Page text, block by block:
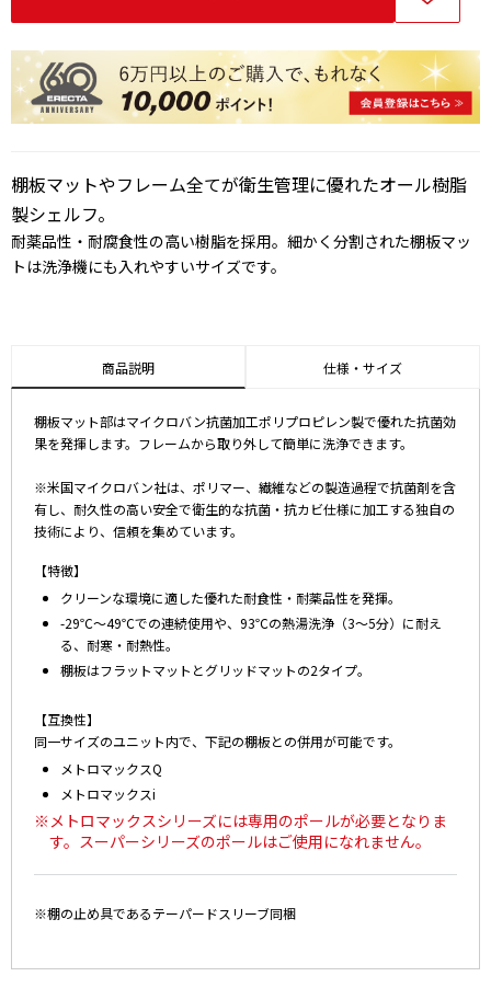
棚板マットやフレーム全てが衛生管理に優れたオール樹脂
製シェルフ。
耐薬品性・耐腐食性の高い樹脂を採用。細かく分割された棚板マッ
トは洗浄機にも入れやすいサイズです。
商品説明 仕様・サイズ
棚板マット部はマイクロバン抗菌加工ポリプロピレン製で優れた抗菌効
果を発揮します。フレームから取り外して簡単に洗浄できます。
※米国マイクロバン社は、ポリマー、繊維などの製造過程で抗菌剤を含
有し、耐久性の高い安全で衛生的な抗菌・抗カビ仕様に加工する独自の
技術により、信頼を集めています。
【特徴】
クリーンな環境に適した優れた耐食性・耐薬品性を発揮。
-29℃～49℃での連続使用や、93℃の熱湯洗浄（3～5分）に耐え
る、耐寒・耐熱性。
棚板はフラットマットとグリッドマットの2タイプ。
【互換性】
同一サイズのユニット内で、下記の棚板との併用が可能です。
メトロマックスQ
メトロマックスi
※メトロマックスシリーズには専用のポールが必要となりま
す。スーパーシリーズのポールはご使用になれません。
※棚の止め具であるテーパードスリーブ同梱